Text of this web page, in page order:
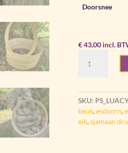
Doorsnee
€43,00 incl.
voor
hout’
cantidad
SKU:
beuk, esdoorn,
eik, sjamaan